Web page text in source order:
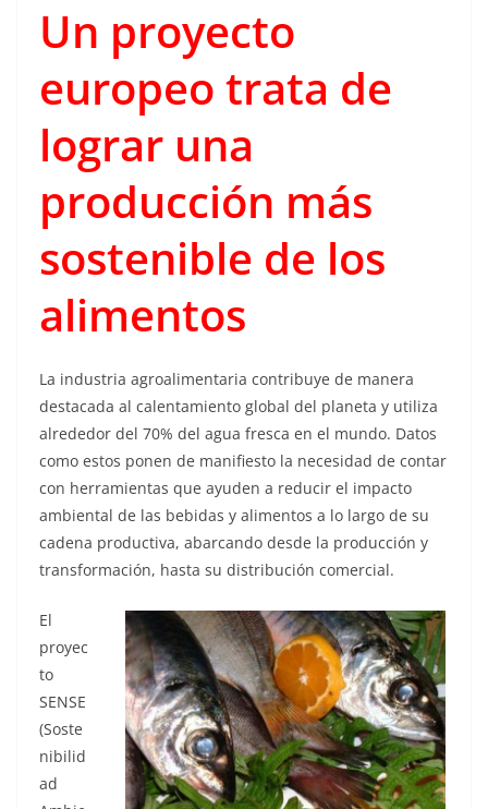
Un proyecto
europeo trata de
lograr una
producción más
sostenible de los
alimentos
La industria agroalimentaria contribuye de manera
destacada al calentamiento global del planeta y utiliza
alrededor del 70% del agua fresca en el mundo. Datos
como estos ponen de manifiesto la necesidad de contar
con herramientas que ayuden a reducir el impacto
ambiental de las bebidas y alimentos a lo largo de su
cadena productiva, abarcando desde la producción y
transformación, hasta su distribución comercial.
El
proyec
to
SENSE
(Soste
nibilid
ad